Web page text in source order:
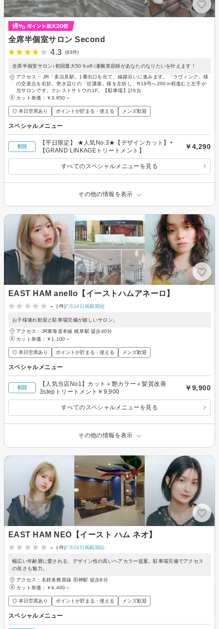
全席半個室サロン Second
4.3
(93件)
全席半個室サロン♪初回最大50％off♪凄腕美容師があなたのなりたいを叶えます！
アクセス： JR「多治見駅」1番出口を出て、線路沿いに進みます。「ラヴィング」様
の交差点を右折。突き辺りの「信濃屋」様を左折し、R19号へ200ｍ程進むと左手が
当サロンです。クレストサトウの1F。【駐車場】計6台
カット単価： ￥3,850～
◎ 本日空席あり ポイントが貯まる・使える メンズ歓迎
スペシャルメニュー
初回
【平日限定】 ★人気No.3★【デザインカット】+
【GRAND LINKAGEトリートメント】
￥4,290
すべてのスペシャルメニューを見る
その他の情報を表示
EAST HAM anello【イーストハムアネーロ】
-
(-件)7月24日掲載開始
お子様連れ歓迎と駐車場完備が嬉しいサロン。
アクセス：JR東海道本線 岐阜駅 徒歩40分
カット単価： ￥1,100～
◎ 本日空席あり ポイントが貯まる・使える メンズ歓迎
スペシャルメニュー
初回
【人気当店No1】カット＋艶カラー＋髪質改善
3stepトリートメント￥9,900
￥9,900
すべてのスペシャルメニューを見る
その他の情報を表示
EAST HAM NEO【イースト ハム ネオ】
-
(-件)7月24日掲載開始
幅広い年齢層に愛される、デザイン性の高いヘアカラー提案。駐車場完備でアクセス
の良さも魅力。
アクセス：名鉄各務原線 田神駅 徒歩8分
カット単価： ￥4,400～
◎ 本日空席あり ポイントが貯まる・使える メンズ歓迎
スペシャルメニュー